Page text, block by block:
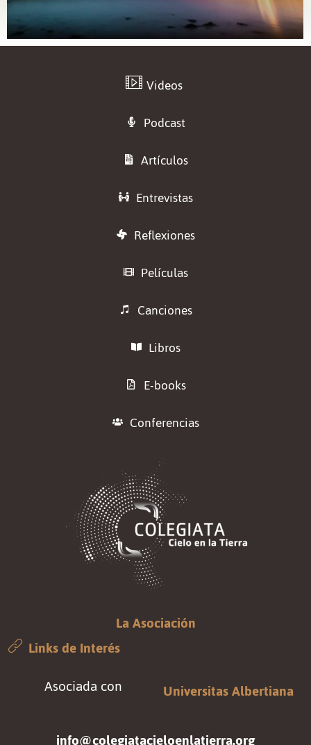
Videos
Podcast
Artículos
Entrevistas
Reflexiones
Películas
Canciones
Libros
E-books
Conferencias
La Asociación
Links de Interés
Asociada con
Universitas Albertiana